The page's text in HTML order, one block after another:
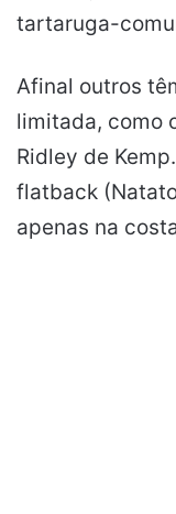
tartaruga-
Afinal outros
limitada, como
Ridley de
flatback
apenas na